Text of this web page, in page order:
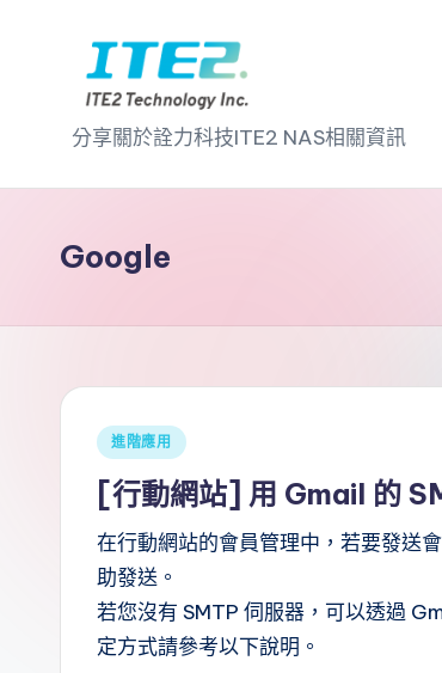
contentI
T
E
N
A
分享關於詮力科技ITE2 NAS相關資訊
Google
Posted
進階應用
[行動網站] 用 Gmail 的
在行動網站的會員管理中，若要發送
助發送。
若您沒有 SMTP 伺服器，可以透過
定方式請參考以下說明。